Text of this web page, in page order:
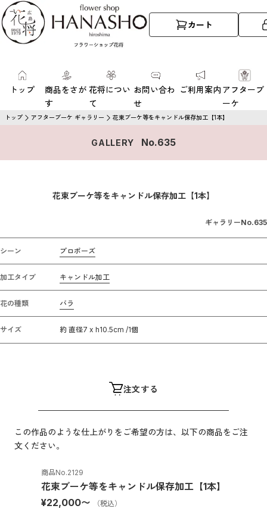
カート
トップ
商品をさが
す
花将につい
て
お問い合わ
せ
ご利用案内 アフターブ
ーケ
トップ アフターブーケ ギャラリー 花束ブーケ等をキャンドル保存加工【1本】
GALLERY No.635
花束ブーケ等をキャンドル保存加工【1本】
ギャラリーNo.635
シーン プロポーズ
加工タイプ キャンドル加工
花の種類 バラ
サイズ 約 直径7 x h10.5cm /1個
注文する
この作品のような仕上がりをご希望の方は、以下の商品をご注
文ください。
商品No.2129
花束ブーケ等をキャンドル保存加工【1本】
¥22,000〜 （税込）